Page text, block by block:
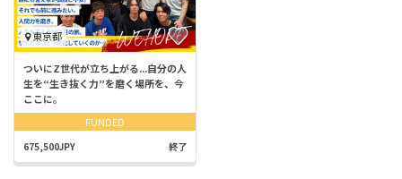
東京都
ついにZ世代が立ち上がる...自分の人
生を“生き抜く力”を磨く場所を、今
ここに。
FUNDED
675,500JPY 終了